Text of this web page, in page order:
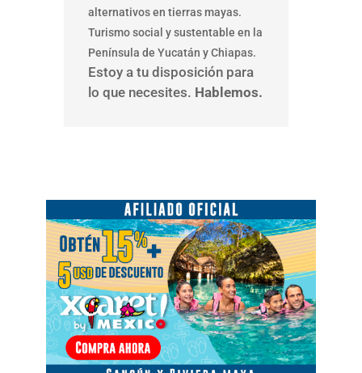
alternativos en tierras mayas.
Turismo social y sustentable en la
Península de Yucatán y Chiapas.
Estoy a tu disposición para
lo que necesites. Hablemos.